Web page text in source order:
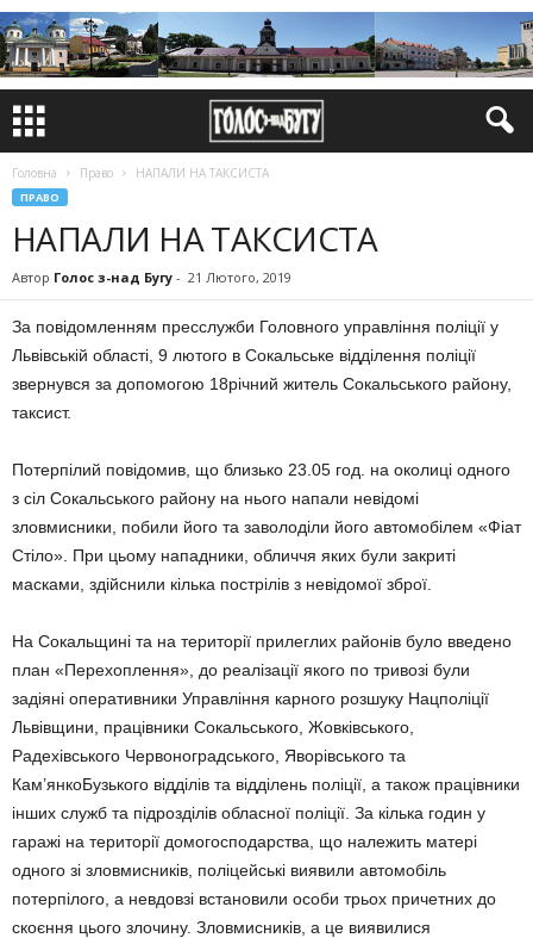
Головна Право НАПАЛИ НА ТАКСИСТА
ПРАВО
НАПАЛИ НА ТАКСИСТА
Автор Голос з-над Бугу - 21 Лютого, 2019
За повідомленням пресслужби Головного управління поліції у
Львівській області, 9 лютого в Сокальське відділення поліції
звернувся за допомогою 18річний житель Сокальського району,
таксист.
Потерпілий повідомив, що близько 23.05 год. на околиці одного
з сіл Сокальського району на нього напали невідомі
зловмисники, побили його та заволоділи його автомобілем «Фіат
Стіло». При цьому нападники, обличчя яких були закриті
масками, здійснили кілька пострілів з невідомої зброї.
На Сокальщині та на території прилеглих районів було введено
план «Перехоплення», до реалізації якого по тривозі були
задіяні оперативники Управління карного розшуку Нацполіції
Львівщини, працівники Сокальського, Жовківського,
Радехівського Червоноградського, Яворівського та
Кам’янкоБузького відділів та відділень поліції, а також працівники
інших служб та підрозділів обласної поліції. За кілька годин у
гаражі на території домогосподарства, що належить матері
одного зi зловмисників, поліцейські виявили автомобіль
потерпілого, а невдовзі встановили особи трьох причетних до
скоєння цього злочину. Зловмисників, а це виявилися